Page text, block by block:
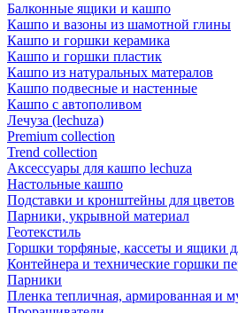
Балконные ящики и кашпо
Кашпо и вазоны из шамотной глины
Кашпо и горшки керамика
Кашпо и горшки пластик
Кашпо из натуральных матералов
Кашпо подвесные и настенные
Кашпо с автополивом
Лечуза (lechuza)
Premium collection
Trend collection
Аксессуары для кашпо lechuza
Настольные кашпо
Подставки и кронштейны для цветов
Парники, укрывной материал
Геотекстиль
Горшки торфяные, кассеты и ящики
Контейнера и технические горшки
Парники
Пленка тепличная, армированная и